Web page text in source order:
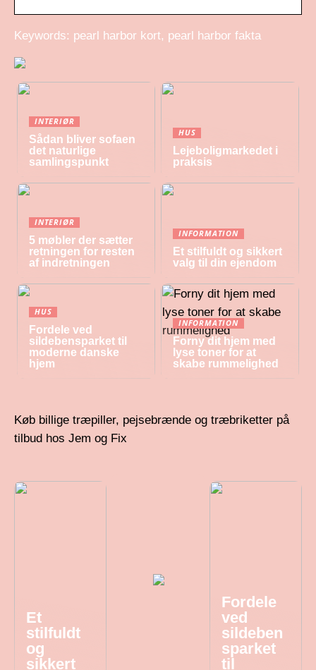
Keywords: pearl harbor kort, pearl harbor fakta
INTERIØR
Sådan bliver sofaen
det naturlige
samlingspunkt
HUS
Lejeboligmarkedet i
praksis
INTERIØR
5 møbler der sætter
retningen for resten
af indretningen
INFORMATION
Et stilfuldt og sikkert
valg til din ejendom
HUS
Fordele ved
sildebensparket til
moderne danske
hjem
INFORMATION
Forny dit hjem med
lyse toner for at
skabe rummelighed
Køb billige træpiller, pejsebrænde og træbriketter på
tilbud hos Jem og Fix
Et
stilfuldt
og
sikkert
Fordele
ved
sildeben
sparket
til